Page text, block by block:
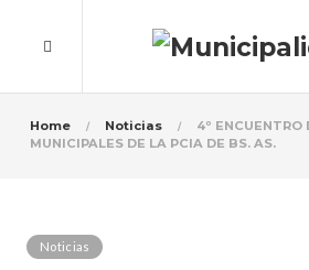
Home Noticias
4º ENCUENTRO
MUNICIPALES DE LA PCIA DE BS. AS.
Noticias